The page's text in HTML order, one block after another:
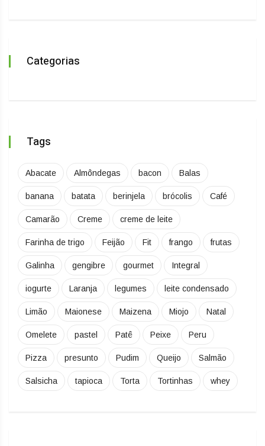
Categorias
Tags
Abacate Almôndegas bacon Balas
banana batata berinjela brócolis Café
Camarão Creme creme de leite
Farinha de trigo Feijão Fit frango frutas
Galinha gengibre gourmet Integral
iogurte Laranja legumes leite condensado
Limão Maionese Maizena Miojo Natal
Omelete pastel Patê Peixe Peru
Pizza presunto Pudim Queijo Salmão
Salsicha tapioca Torta Tortinhas whey